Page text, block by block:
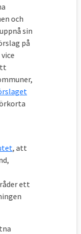
och
sin
på
, att
ett